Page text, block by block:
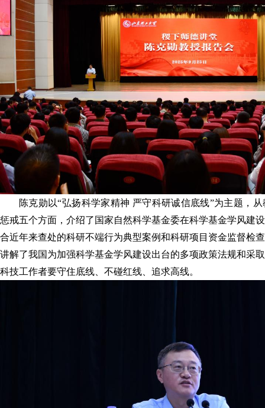
陈克勋以“弘扬科学家精神 严守科研诚信底线”为主题，
惩戒五个方面，介绍了国家自然科学基金委在科学基金学风建
合近年来查处的科研不端行为典型案例和科研项目资金监督检
讲解了我国为加强科学基金学风建设出台的多项政策法规和采
科技工作者要守住底线、不碰红线、追求高线。